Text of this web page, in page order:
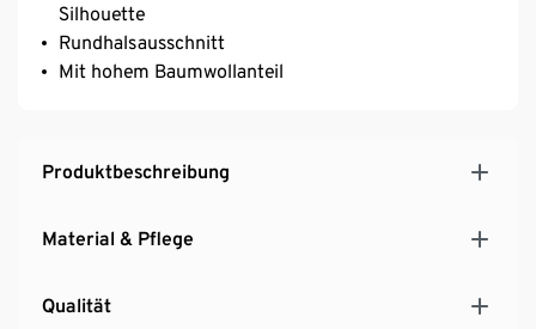
Silhouette
Rundhalsausschnitt
Mit hohem Baumwollanteil
Produktbeschreibung
Material & Pflege
Qualität